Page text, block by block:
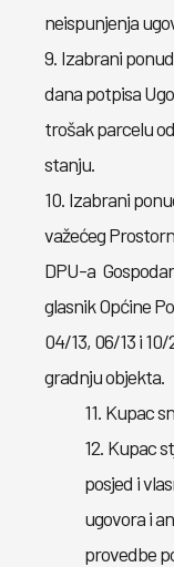
neispunjenja
9. Izabrani
dana potpisa
trošak parcelu
stanju.
10. Izabrani
važećeg
DPU-a
glasnik Općine
04/13, 06/13 i
gradnju objekta.
11. Kupac
12. Kupac
posjed i
ugovora i
provedbe